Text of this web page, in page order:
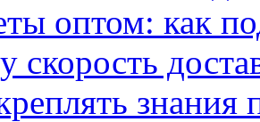
оптом: как
скорость
знания